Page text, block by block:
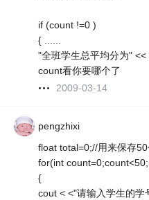
if (count !=0 )
{ ......
"全班学生总平均分为"
count看你要哪个了
2009-03-14
pengzhixi
float total=0;//用来保存
for(int
{
cout < <"请输入学生的学